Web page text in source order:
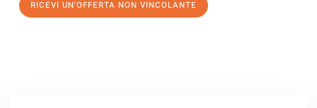
RICEVI UN'OFFERTA NON VINCOLANTE